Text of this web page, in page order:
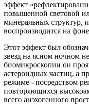
эффект
повышенной световой
минеральных структур,
воспроизводится на
Этот эффект был
звезд на ясном ночном
биомикроскопии он
астероидных частиц, а
режиме - посредством
повторяющихся
всего анэхогенного